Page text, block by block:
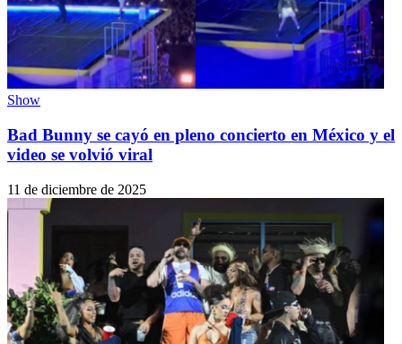
Show
Bad Bunny se cayó en pleno concierto en México y el
video se volvió viral
11 de diciembre de 2025